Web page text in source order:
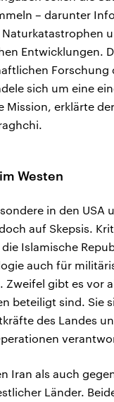
– darunter
Entwicklungen.
Forschung
sich um eine
Mission, erklärte
Westen
in den USA
auf Skepsis.
Islamische
auch für
Zweifel gibt es vor
beteiligt sind. Sie
des Landes
Iran als auch
Länder.